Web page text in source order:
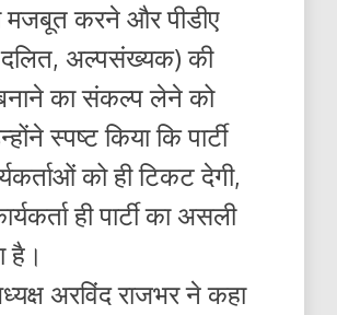
मजबूत करने और पीडीए
दलित, अल्पसंख्यक) की
का संकल्प लेने को
स्पष्ट किया कि पार्टी
को ही टिकट देगी,
ही पार्टी का असली
है।
अरविंद राजभर ने कहा